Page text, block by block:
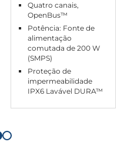
Quatro canais,
OpenBus™
Potência: Fonte de
alimentação
comutada de 200 W
(SMPS)
Proteção de
impermeabilidade
IPX6 Lavável DURA™